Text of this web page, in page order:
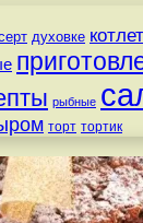
духовке
рыбные
торт тортик